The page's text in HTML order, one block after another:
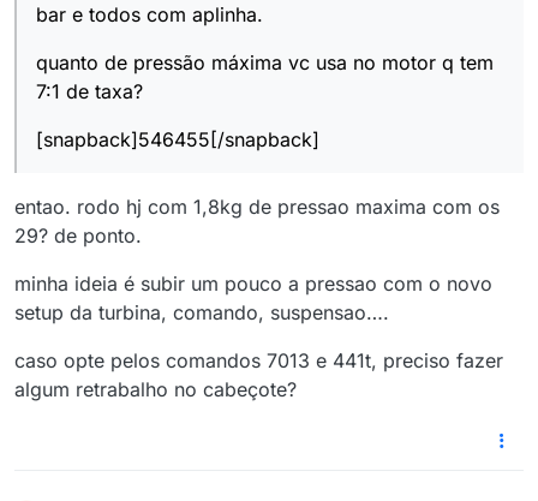
bar e todos com aplinha.
quanto de pressão máxima vc usa no motor q tem
7:1 de taxa?
[snapback]546455[/snapback]
entao. rodo hj com 1,8kg de pressao maxima com os
29? de ponto.
minha ideia é subir um pouco a pressao com o novo
setup da turbina, comando, suspensao….
caso opte pelos comandos 7013 e 441t, preciso fazer
algum retrabalho no cabeçote?